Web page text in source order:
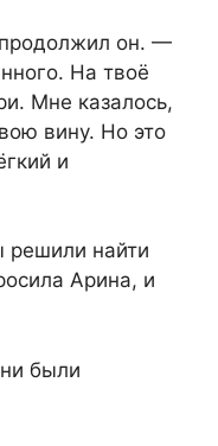
он. —
На твоё
Мне казалось,
вину. Но это
и
найти
Арина, и
были